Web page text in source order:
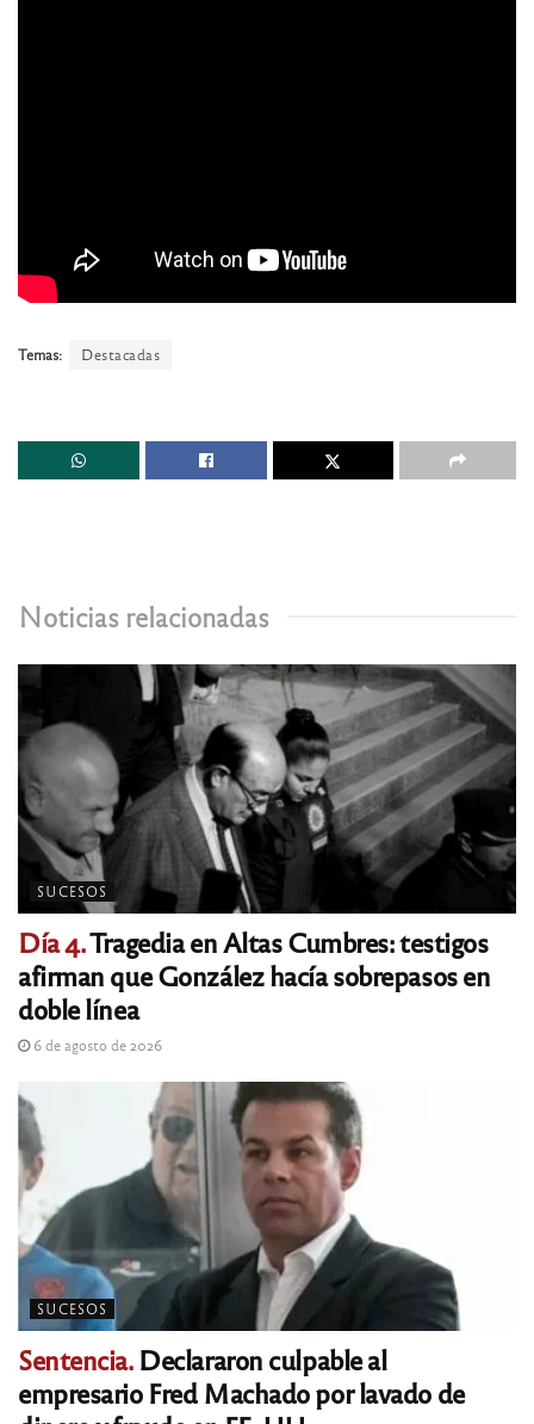
Temas: Destacadas
Noticias relacionadas
SUCESOS
Día 4.Tragedia en Altas Cumbres: testigos
afirman que González hacía sobrepasos en
doble línea
6 de agosto de 2026
SUCESOS
Sentencia.Declararon culpable al
empresario Fred Machado por lavado de